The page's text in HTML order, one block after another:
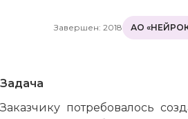
Завершен: 2018 АО
Задача
Заказчику потребовалось